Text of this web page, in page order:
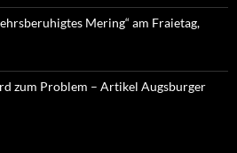
Mering“ am Fraietag,
zum Problem – Artikel Augsburger